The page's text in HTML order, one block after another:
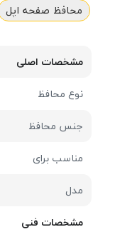
محافظ صفحه اپل
مشخصات اصلی
نوع محافظ
جنس محافظ
مناسب برای
مدل
مشخصات فنی